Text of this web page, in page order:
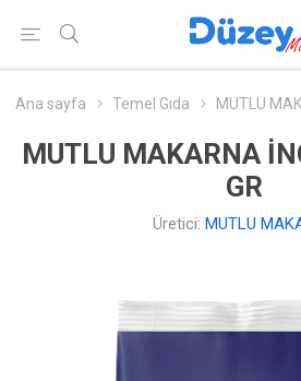
Ana sayfa Temel Gıda MUTLU
MUTLU MAKARNA
GR
Üretici: MUTLU